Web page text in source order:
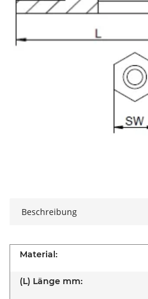
Beschreibung
Material:
(L) Länge mm: